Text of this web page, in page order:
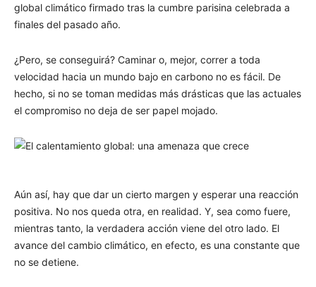
global climático firmado tras la cumbre parisina celebrada a
finales del pasado año.
¿Pero, se conseguirá? Caminar o, mejor, correr a toda
velocidad hacia un mundo bajo en carbono no es fácil. De
hecho, si no se toman medidas más drásticas que las actuales
el compromiso no deja de ser papel mojado.
Aún así, hay que dar un cierto margen y esperar una reacción
positiva. No nos queda otra, en realidad. Y, sea como fuere,
mientras tanto, la verdadera acción viene del otro lado. El
avance del cambio climático, en efecto, es una constante que
no se detiene.